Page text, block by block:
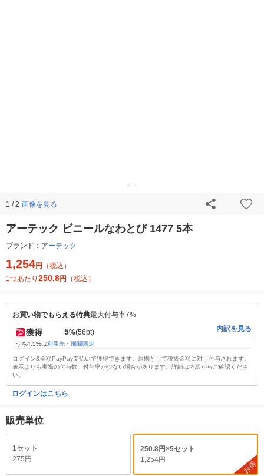
1 / 2 画像を見る
アーテック ビニールなわとび 1477 5本
ブランド： アーテック
1,254円
（税込）
1つあたり 250.8円 （税込）
お買い物でもらえる特典最大付与率7%
獲得 5%(56pt)
うち4.5%は利用先・期間限定
内訳を見る
ログイン&全額PayPay支払いで獲得できます。原則として税抜金額に対し付与されます。
表示よりも実際の付与数、付与率が少ない場合があります。詳細は内訳からご確認くださ
い。
ログインはこちら
販売単位
1セット
275円
250.8円×5セット
1,254円
お得